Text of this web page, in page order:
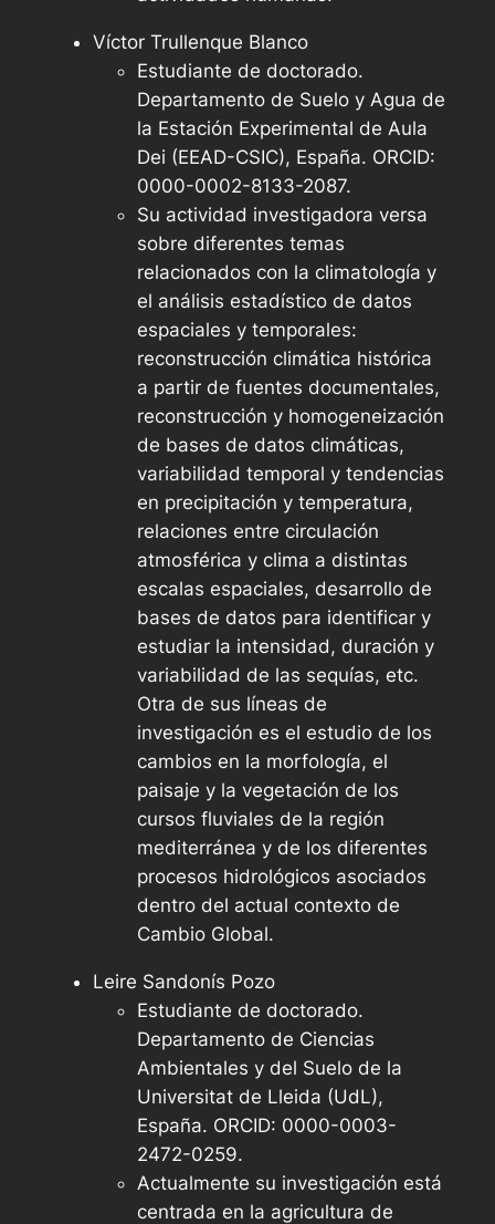
Víctor Trullenque Blanco
Estudiante de doctorado.
Departamento de Suelo y Agua de
la Estación Experimental de Aula
Dei (EEAD-CSIC), España. ORCID:
0000-0002-8133-2087.
Su actividad investigadora versa
sobre diferentes temas
relacionados con la climatología y
el análisis estadístico de datos
espaciales y temporales:
reconstrucción climática histórica
a partir de fuentes documentales,
reconstrucción y homogeneización
de bases de datos climáticas,
variabilidad temporal y tendencias
en precipitación y temperatura,
relaciones entre circulación
atmosférica y clima a distintas
escalas espaciales, desarrollo de
bases de datos para identificar y
estudiar la intensidad, duración y
variabilidad de las sequías, etc.
Otra de sus líneas de
investigación es el estudio de los
cambios en la morfología, el
paisaje y la vegetación de los
cursos fluviales de la región
mediterránea y de los diferentes
procesos hidrológicos asociados
dentro del actual contexto de
Cambio Global.
Leire Sandonís Pozo
Estudiante de doctorado.
Departamento de Ciencias
Ambientales y del Suelo de la
Universitat de Lleida (UdL),
España. ORCID: 0000-0003-
2472-0259.
Actualmente su investigación está
centrada en la agricultura de